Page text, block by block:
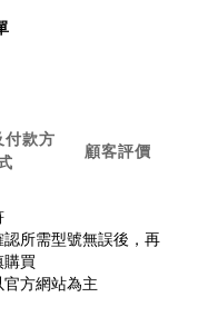
付款方
顧客評價
所需型號無誤後，再
買
方網站為主